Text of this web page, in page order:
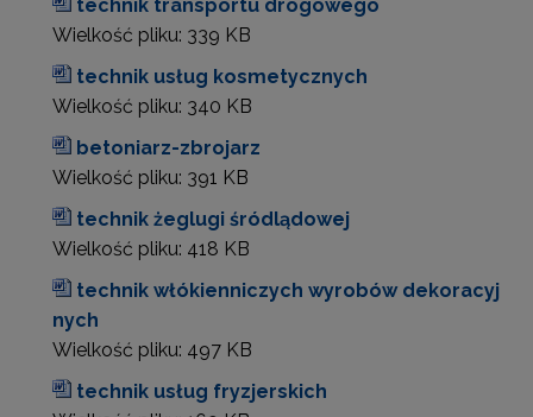
technik transportu drogowego
Wielkość pliku: 339 KB
technik usług kosmetycznych
Wielkość pliku: 340 KB
betoniarz-zbrojarz
Wielkość pliku: 391 KB
technik żeglugi śródlądowej
Wielkość pliku: 418 KB
technik włókienniczych wyrobów dekoracyj
nych
Wielkość pliku: 497 KB
technik usług fryzjerskich